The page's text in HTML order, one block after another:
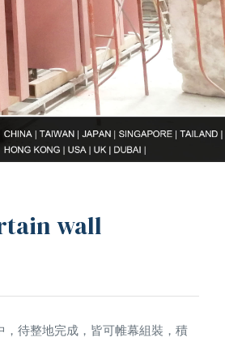
wall
待整地完成，皆可帷幕組裝，積